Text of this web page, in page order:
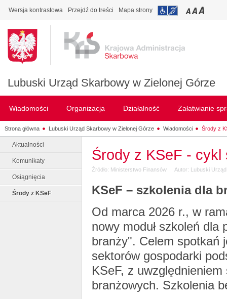
Wersja kontrastowa Przejdź do treści Mapa strony
Lubuski Urząd Skarbowy w Zielonej Górze
Wiadomości Organizacja Działalność Załatwianie
Strona główna Lubuski Urząd Skarbowy w Zielonej Górze Wiadomości Środy z
Aktualności
Komunikaty
Osiągnięcia
Środy z KSeF
Środy z KSeF - cykl
Źródło: Ministerstwo Finansów Autor: Lubuski
KSeF – szkolenia dla
Od marca 2026 r., w
nowy moduł szkoleń dla
branży". Celem spotkań
sektorów gospodarki
KSeF, z
branżowych. Szkolenia